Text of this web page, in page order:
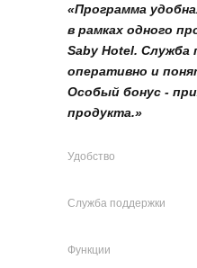
«Программа
в рамках одного
Saby Hotel. Служба
оперативно и
Особый бонус -
продукта.»
Удобство
Служба поддержки
Функции